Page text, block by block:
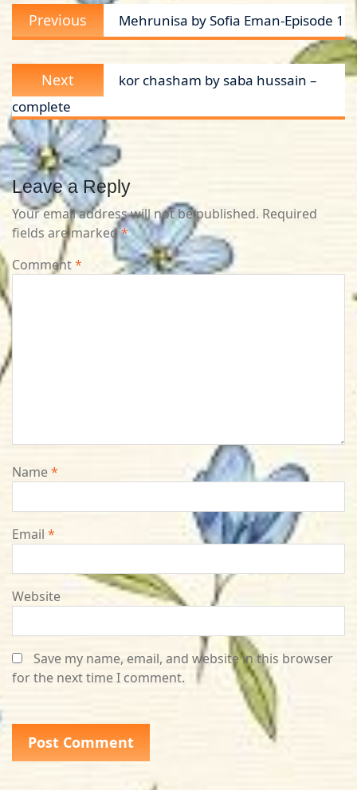
navigation
Previous
Previous
post:
Mehrunisa by Sofia Eman-Episode 1
Next
Next
post:
kor chasham by saba hussain –
complete
Leave a Reply
Your email address will not be published. Required
fields are marked*
Comment*
Name*
Email *
Website
Save my name, email, and website in this browser
for the next time I comment.